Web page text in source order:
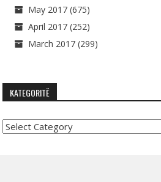
May 2017 (675)
April 2017 (252)
March 2017 (299)
KATEGORITË
Kategoritë